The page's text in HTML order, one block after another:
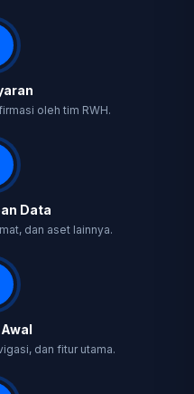
oleh tim RWH.
Data
dan aset lainnya.
dan fitur utama.